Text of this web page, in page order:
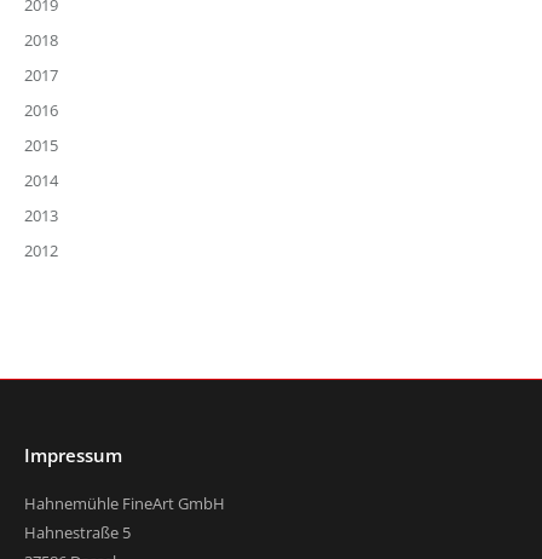
2019
2018
2017
2016
2015
2014
2013
2012
Impressum
Hahnemühle FineArt GmbH
Hahnestraße 5